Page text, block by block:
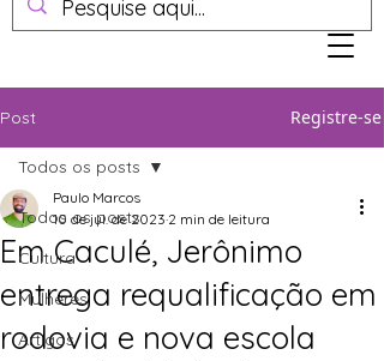
Post Registre-se
Todos os posts
Cultura
Mulheres
Artigos
Todos os posts
Em Caculé, Jerônimo
entrega requalificação em
rodovia e nova escola
Paulo Marcos
10 de jul. de 2023 2 min de leitura